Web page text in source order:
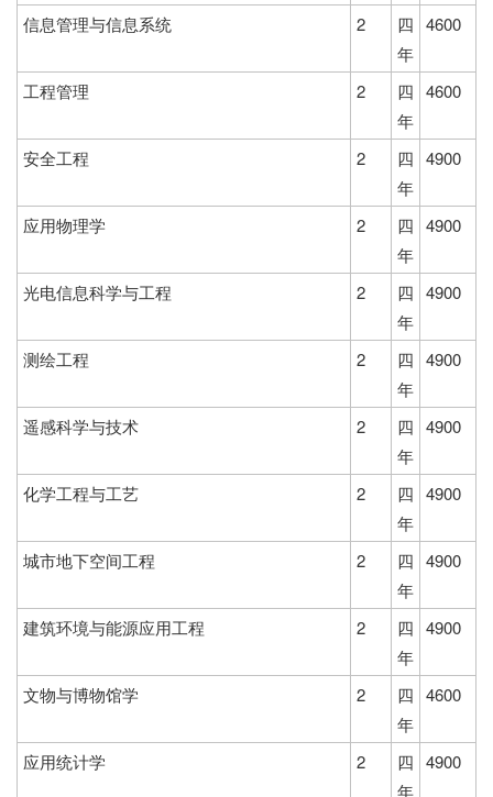
信息管理与信息系统 2
四
年
4600
工程管理 2
四
年
4600
安全工程 2
四
年
4900
应用物理学 2
四
年
4900
光电信息科学与工程 2
四
年
4900
测绘工程 2
四
年
4900
遥感科学与技术 2
四
年
4900
化学工程与工艺 2
四
年
4900
城市地下空间工程 2
四
年
4900
建筑环境与能源应用工程 2
四
年
4900
文物与博物馆学 2
四
年
4600
应用统计学 2
四
年
4900